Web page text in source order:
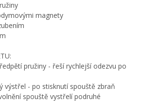
magnety
pružiny - řeší rychlejší odezvu po
výstřel - po stisknutí spouště zbraň
spouště vystřelí podruhé